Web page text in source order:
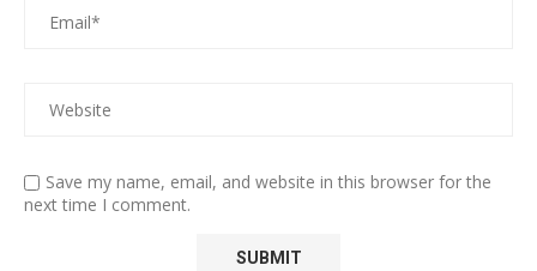
Save my name, email, and website in this browser for the
next time I comment.